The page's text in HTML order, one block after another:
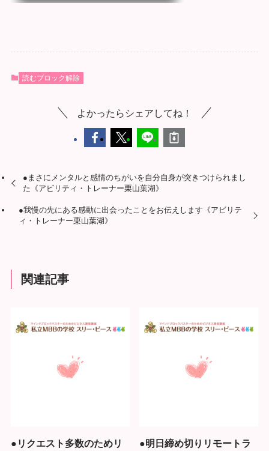
読むブロック解除
よかったらシェアしてね！
●まさにメンタルと感情のちがいを自分自身が突きつけられまし
た《アビリティ・トレーナー栗山葉湖》
●我慢の先にある感動に出会ったことをお伝えします《アビリテ
ィ・トレーナー栗山葉湖》
関連記事
●リクエスト多数のためリ
●明日締め切りリモートラ